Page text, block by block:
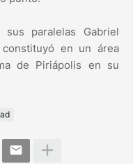
paralelas Gabriel
en un área
de Piriápolis en su